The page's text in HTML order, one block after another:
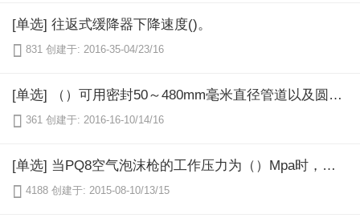
[单选] 往返式缓降器下降速度()。
 831 创建于: 2016-35-04/23/16
[单选] （）可用密封50～480mm毫米直径管道以及圆形容器裂缝。
 361 创建于: 2016-16-10/14/16
[单选] 当PQ8空气泡沫枪的工作压力为（）Mpa时，其射程为28米。
 4188 创建于: 2015-08-10/13/15